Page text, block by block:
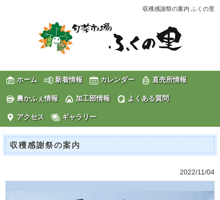
収穫感謝祭の案内 ふくの里
ホーム 新着情報 カレンダー 直売所情報
農かふぇ情報 加工部情報 よくある質問
アクセス ギャラリー
収穫感謝祭の案内
2022/11/04